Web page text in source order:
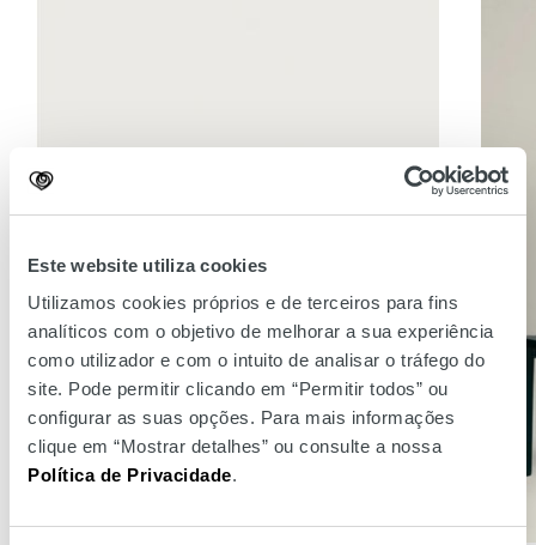
Este website utiliza cookies
Utilizamos cookies próprios e de terceiros para fins
analíticos com o objetivo de melhorar a sua experiência
como utilizador e com o intuito de analisar o tráfego do
site. Pode permitir clicando em “Permitir todos” ou
configurar as suas opções. Para mais informações
clique em “Mostrar detalhes” ou consulte a nossa
Política de Privacidade.